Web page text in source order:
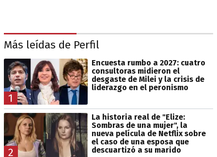
Más leídas de Perfil
1
Encuesta rumbo a 2027: cuatro
consultoras midieron el
desgaste de Milei y la crisis de
liderazgo en el peronismo
2
La historia real de "Elize:
Sombras de una mujer", la
nueva película de Netflix sobre
el caso de una esposa que
descuartizó a su marido